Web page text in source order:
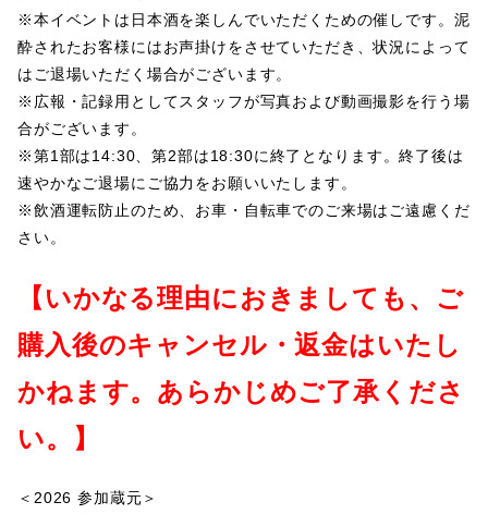
※本イベントは日本酒を楽しんでいただくための催しです。泥
酔されたお客様にはお声掛けをさせていただき、状況によって
はご退場いただく場合がございます。
※広報・記録用としてスタッフが写真および動画撮影を行う場
合がございます。
※第1部は14:30、第2部は18:30に終了となります。終了後は
速やかなご退場にご協力をお願いいたします。
※飲酒運転防止のため、お車・自転車でのご来場はご遠慮くだ
さい。
【いかなる理由におきましても、ご
購入後のキャンセル・返金はいたし
かねます。あらかじめご了承くださ
い。】
＜2026 参加蔵元＞